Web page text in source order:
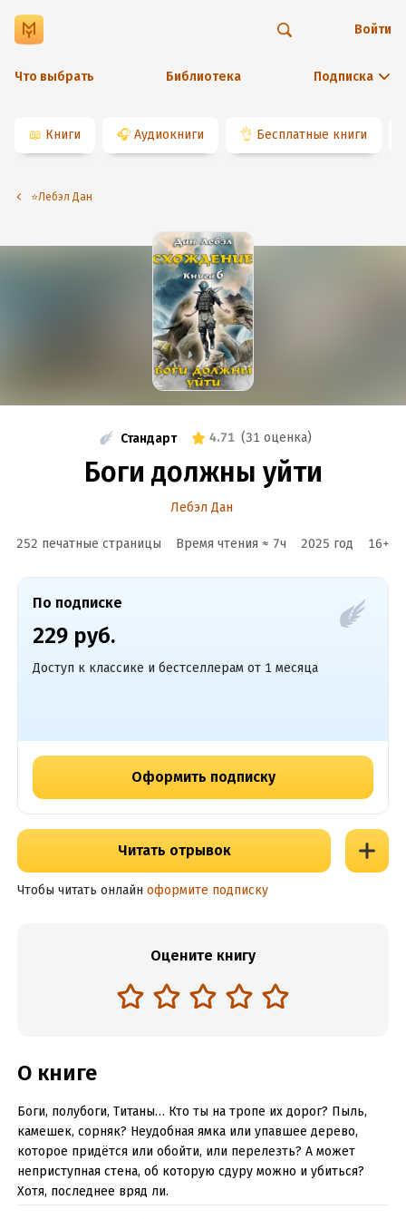
Что выбрать Библиотека Подписка
Войти
📖 Книги 🎧 Аудиокниги 👌 Бесплатные книги
⭐️Лебэл Дан
Стандарт 4.71 (31 оценка)
Боги должны уйти
Лебэл Дан
252 печатные страницы Время чтения ≈ 7ч 2025 год 16+
По подписке
229 руб.
Доступ к классике и бестселлерам от 1 месяца
Оформить подписку
Читать отрывок
Чтобы читать онлайн оформите подписку
Оцените книгу
О книге
Боги, полубоги, Титаны… Кто ты на тропе их дорог? Пыль,
камешек, сорняк? Неудобная ямка или упавшее дерево,
которое придётся или обойти, или перелезть? А может
неприступная стена, об которую сдуру можно и убиться?
Хотя, последнее вряд ли.